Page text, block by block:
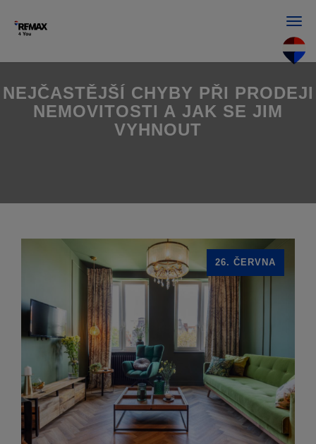
NEJČASTĚJŠÍ CHYBY PŘI PRODEJI
NEMOVITOSTI A JAK SE JIM
VYHNOUT
26. ČERVNA